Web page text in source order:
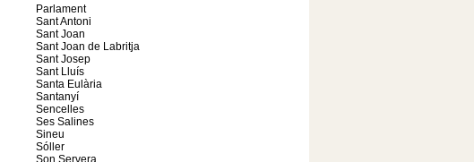
Parlament
Sant Antoni
Sant Joan
Sant Joan de Labritja
Sant Josep
Sant Lluís
Santa Eulària
Santanyí
Sencelles
Ses Salines
Sineu
Sóller
Son Servera